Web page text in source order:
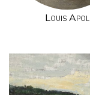
Louis Apol